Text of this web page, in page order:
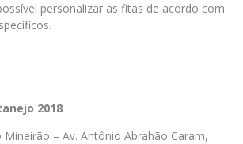
personalizar as fitas de acordo com
2018
Mineirão – Av. Antônio Abrahão Caram,